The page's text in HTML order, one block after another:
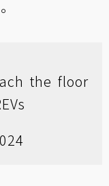
the floor